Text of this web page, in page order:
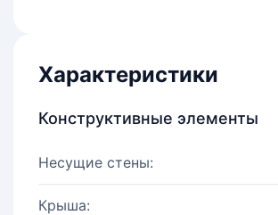
Характеристики
Конструктивные элементы
Несущие стены:
Крыша: